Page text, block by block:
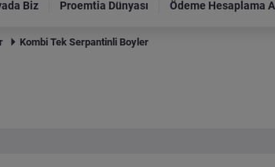
Biz Proemtia Dünyası Ödeme Hesaplama
Kombi Tek Serpantinli Boyler